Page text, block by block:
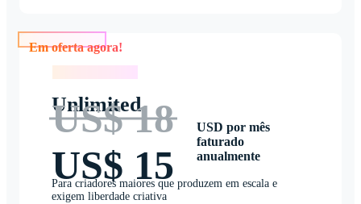
Unlimited
US$ 18
US$ 15
USD por mês
faturado
anualmente
Para criadores maiores que produzem em escala e
exigem liberdade criativa